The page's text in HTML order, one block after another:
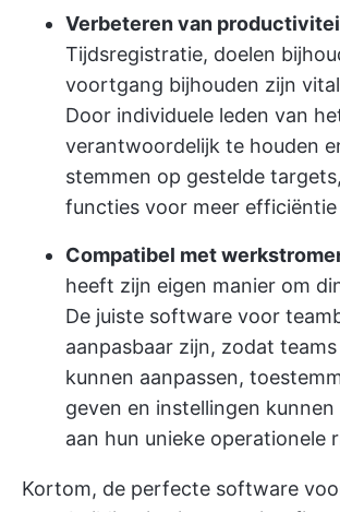
Verbeteren van
Tijdsregistratie, doelen
voortgang bijhouden zijn
Door individuele leden van
verantwoordelijk te houden
stemmen op gestelde
functies voor meer efficiëntie
Compatibel met
heeft zijn eigen manier om
De juiste software voor
aanpasbaar zijn, zodat
kunnen aanpassen,
geven en instellingen kunnen
aan hun unieke operationele
Kortom, de perfecte software